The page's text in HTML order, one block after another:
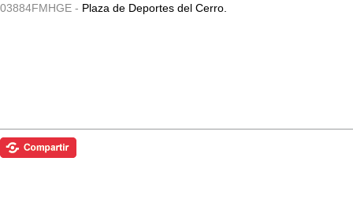
03884FMHGE - Plaza de Deportes del Cerro.